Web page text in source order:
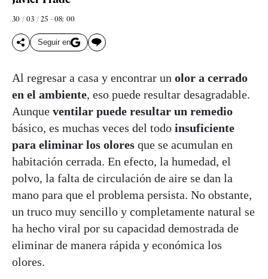
30 / 03 / 25 - 08: 00
Seguir en
Al regresar a casa y encontrar un olor a cerrado
en el ambiente, eso puede resultar desagradable.
Aunque ventilar puede resultar un remedio
básico, es muchas veces del todo insuficiente
para eliminar los olores que se acumulan en
habitación cerrada. En efecto, la humedad, el
polvo, la falta de circulación de aire se dan la
mano para que el problema persista. No obstante,
un truco muy sencillo y completamente natural se
ha hecho viral por su capacidad demostrada de
eliminar de manera rápida y económica los
olores.